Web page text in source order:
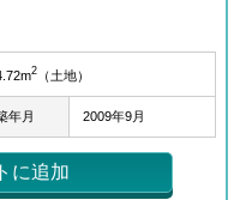
2（土地）
年月 2009年9月
に追加